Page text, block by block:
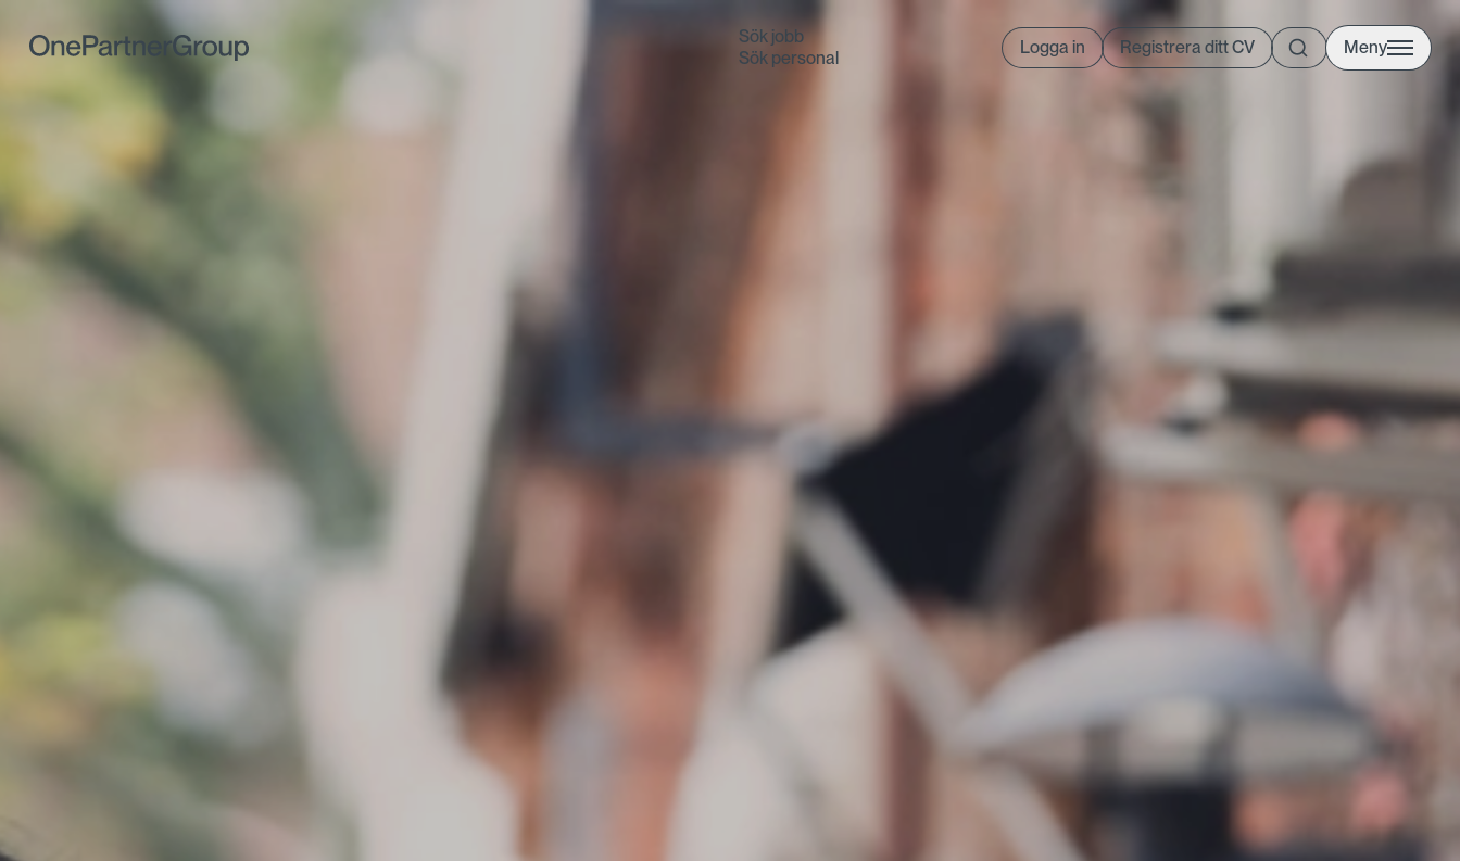
Sök jobb
Sök personal
Logga in Registrera ditt CV Meny